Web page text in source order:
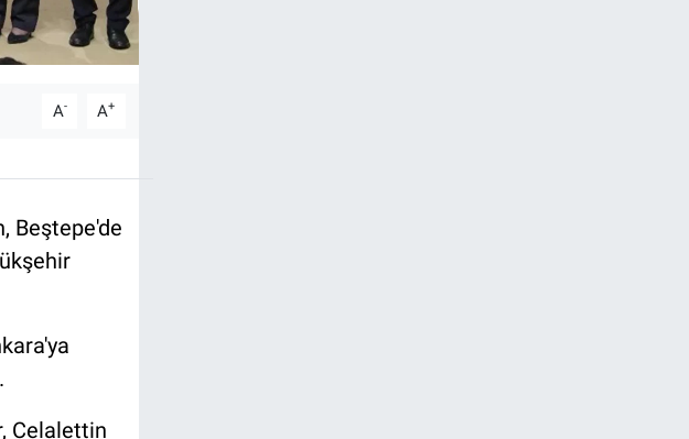
A- A+
Beştepe'de
Celalettin